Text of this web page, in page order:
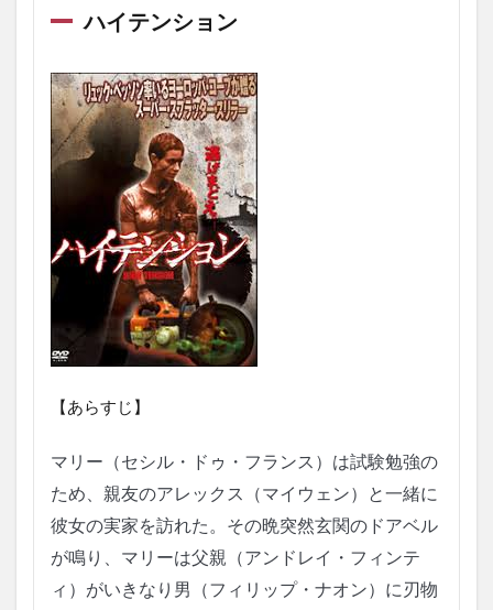
ン
ン
2
ミ
ザ
3
エ
ー
4
ン
ブ
リ
ー
ズ
5
ッ
ハイテンション
【あらすじ】
マリー（セシル・ドゥ・フランス）は試験勉強の
ため、親友のアレックス（マイウェン）と一緒に
彼女の実家を訪れた。その晩突然玄関のドアベル
が鳴り、マリーは父親（アンドレイ・フィンテ
ィ）がいきなり男（フィリップ・ナオン）に刃物